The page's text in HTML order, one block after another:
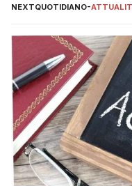
NEXTQUOTIDIANO-